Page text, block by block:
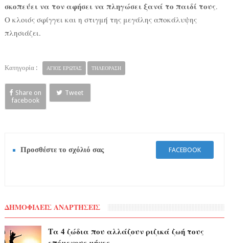
σκοπεύει να τον αφήσει να πληγώσει ξανά το παιδί τους.
Ο κλοιός σφίγγει και η στιγμή της μεγάλης αποκάλυψης
πλησιάζει.
Κατηγορία : ΑΓΙΟΣ ΕΡΩΤΑΣ ΤΗΛΕΟΡΑΣΗ
Share on
facebook
Tweet
Προσθέστε το σχόλιό σας FACEBOOK
ΔΗΜΟΦΙΛΕΙΣ ΑΝΑΡΤΗΣΕΙΣ
Τα 4 ζώδια που αλλάζουν ριζικά ζωή τους